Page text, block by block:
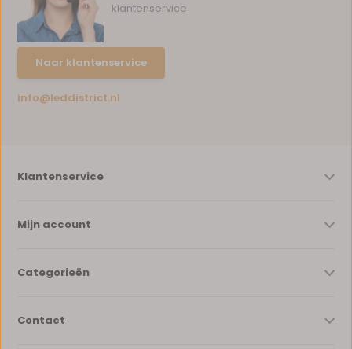
klantenservice
Naar klantenservice
info@leddistrict.nl
Klantenservice
Mijn account
Categorieën
Contact